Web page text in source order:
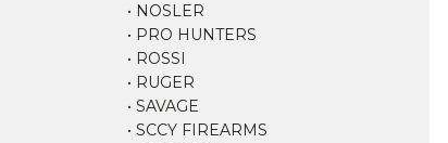
• NOSLER
• PRO HUNTERS
• ROSSI
• RUGER
• SAVAGE
• SCCY FIREARMS